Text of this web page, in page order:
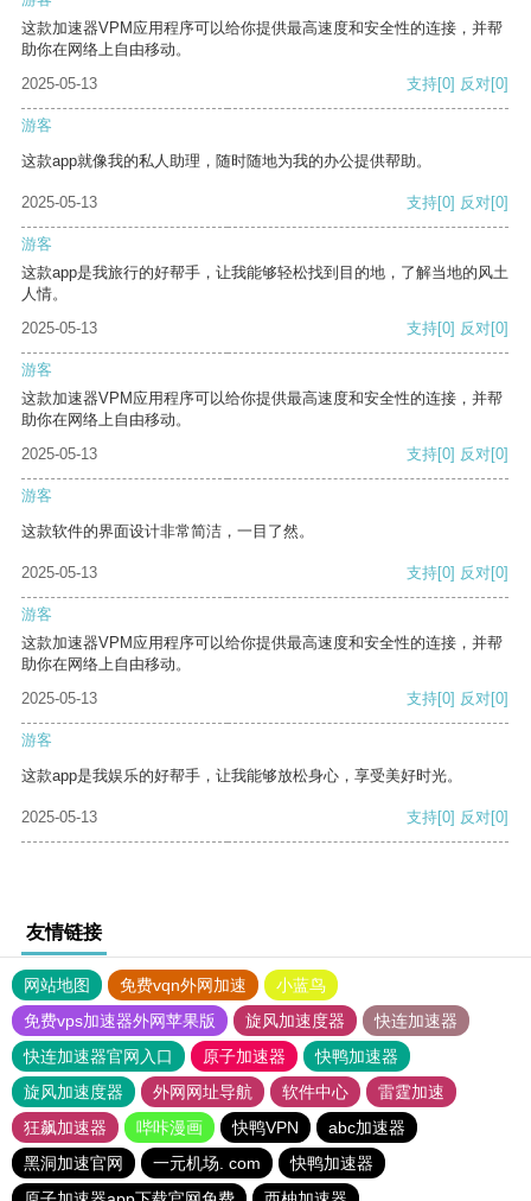
这款加速器VPM应用程序可以给你提供最高速度和安全性的连接，并帮
助你在网络上自由移动。
2025-05-13
支持[0] 反对[0]
游客
这款app就像我的私人助理，随时随地为我的办公提供帮助。
2025-05-13 支持[0] 反对[0]
游客
这款app是我旅行的好帮手，让我能够轻松找到目的地，了解当地的风土
人情。
2025-05-13
支持[0] 反对[0]
游客
这款加速器VPM应用程序可以给你提供最高速度和安全性的连接，并帮
助你在网络上自由移动。
2025-05-13
支持[0] 反对[0]
游客
这款软件的界面设计非常简洁，一目了然。
2025-05-13 支持[0] 反对[0]
游客
这款加速器VPM应用程序可以给你提供最高速度和安全性的连接，并帮
助你在网络上自由移动。
2025-05-13
支持[0] 反对[0]
游客
这款app是我娱乐的好帮手，让我能够放松身心，享受美好时光。
2025-05-13 支持[0] 反对[0]
友情链接
网站地图 免费vqn外网加速
小蓝鸟
免费vps加速器外网苹果版
旋风加速度器
快连加速器
快连加速器官网入口
原子加速器
快鸭加速器
旋风加速度器
外网网址导航 软件中心
雷霆加速
狂飙加速器
哔咔漫画 快鸭VPN
abc加速器
黑洞加速官网
一元机场. com
快鸭加速器